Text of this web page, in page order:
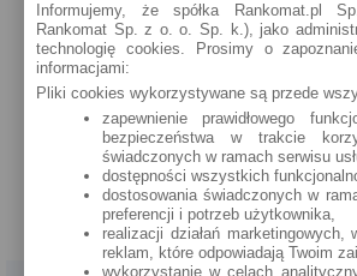
Głuszyca
GRUNWALDZKA 55
zobacz na mapie »
Informujemy, że spółka Rankomat.pl
Rankomat Sp. z o. o. Sp. k.), jako
technologię cookies. Prosimy o
informacjami:
Pliki cookies wykorzystywane są przede
zapewnienie prawidłowego
bezpieczeństwa w trakcie
świadczonych w ramach serwisu
dostępności wszystkich
dostosowania świadczonych w
preferencji i potrzeb użytkownika,
realizacji działań marketingowych,
reklam, które odpowiadają Twoim
wykorzystanie w celach